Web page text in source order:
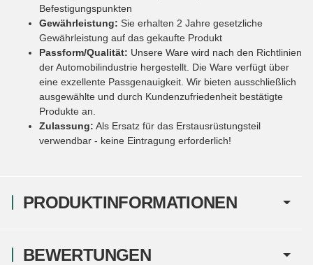
PRODUKTINFORMATIONEN
Befestigungspunkten
Gewährleistung: Sie erhalten 2 Jahre gesetzliche
Gewährleistung auf das gekaufte Produkt
Passform/Qualität: Unsere Ware wird nach den Richtlinien
der Automobilindustrie hergestellt. Die Ware verfügt über
eine exzellente Passgenauigkeit. Wir bieten ausschließlich
ausgewählte und durch Kundenzufriedenheit bestätigte
Produkte an.
Zulassung: Als Ersatz für das Erstausrüstungsteil
verwendbar - keine Eintragung erforderlich!
BEWERTUNGEN